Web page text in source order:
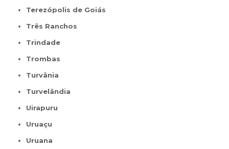
Terezópolis de Goiás
Três Ranchos
Trindade
Trombas
Turvânia
Turvelândia
Uirapuru
Uruaçu
Uruana